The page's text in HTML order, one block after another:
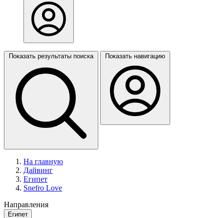
Показать результаты поиска Показать навигацию
На главную
Дайвинг
Египет
Snefro Love
Направления
Египет